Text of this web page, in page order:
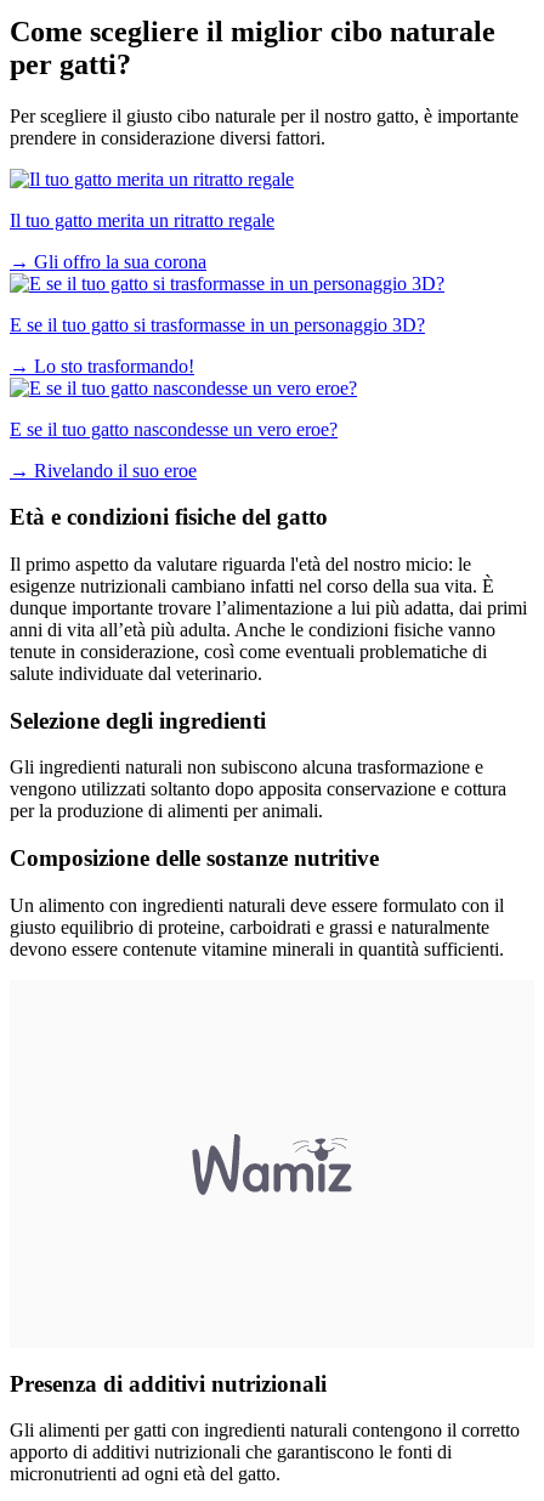
Come scegliere il miglior cibo naturale
per gatti?
Per scegliere il giusto cibo naturale per il nostro gatto, è importante
prendere in considerazione diversi fattori.
Il tuo gatto merita un ritratto regale
→ Gli offro la sua corona
E se il tuo gatto si trasformasse in un personaggio 3D?
→ Lo sto trasformando!
E se il tuo gatto nascondesse un vero eroe?
→ Rivelando il suo eroe
Età e condizioni fisiche del gatto
Il primo aspetto da valutare riguarda l'età del nostro micio: le
esigenze nutrizionali cambiano infatti nel corso della sua vita. È
dunque importante trovare l’alimentazione a lui più adatta, dai primi
anni di vita all’età più adulta. Anche le condizioni fisiche vanno
tenute in considerazione, così come eventuali problematiche di
salute individuate dal veterinario.
Selezione degli ingredienti
Gli ingredienti naturali non subiscono alcuna trasformazione e
vengono utilizzati soltanto dopo apposita conservazione e cottura
per la produzione di alimenti per animali.
Composizione delle sostanze nutritive
Un alimento con ingredienti naturali deve essere formulato con il
giusto equilibrio di proteine, carboidrati e grassi e naturalmente
devono essere contenute vitamine minerali in quantità sufficienti.
Presenza di additivi nutrizionali
Gli alimenti per gatti con ingredienti naturali contengono il corretto
apporto di additivi nutrizionali che garantiscono le fonti di
micronutrienti ad ogni età del gatto.